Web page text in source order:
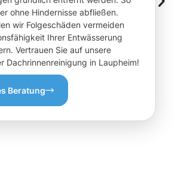
ohne Hindernisse abfließen.
wir Folgeschäden vermeiden
Ihrer Entwässerung
Vertrauen Sie auf unsere
Dachrinnenreinigung in Laupheim!
Beratung